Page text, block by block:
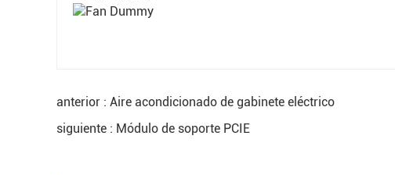
anterior : Aire acondicionado de gabinete eléctrico
siguiente : Módulo de soporte PCIE